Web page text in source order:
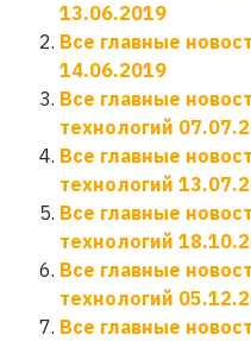
13.06.2019
Все главные
14.06.2019
Все главные
технологий
Все главные
технологий
Все главные
технологий
Все главные
технологий
Все главные